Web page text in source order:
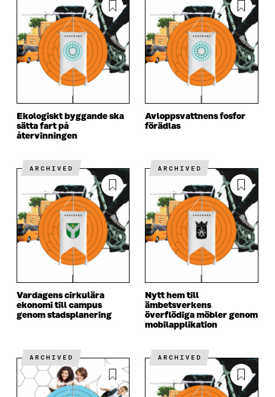
Ekologiskt byggande ska
sätta fart på
återvinningen
Avloppsvattnens fosfor
förädlas
ARCHIVED
Vardagens cirkulära
ekonomi till campus
genom stadsplanering
ARCHIVED
Nytt hem till
ämbetsverkens
överflödiga möbler genom
mobilapplikation
ARCHIVED ARCHIVED